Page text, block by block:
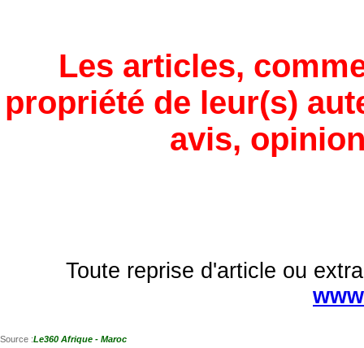
Les articles,
propriété de leur(s)
avis,
Toute reprise d'article ou
Source :Le360 Afrique - Maroc